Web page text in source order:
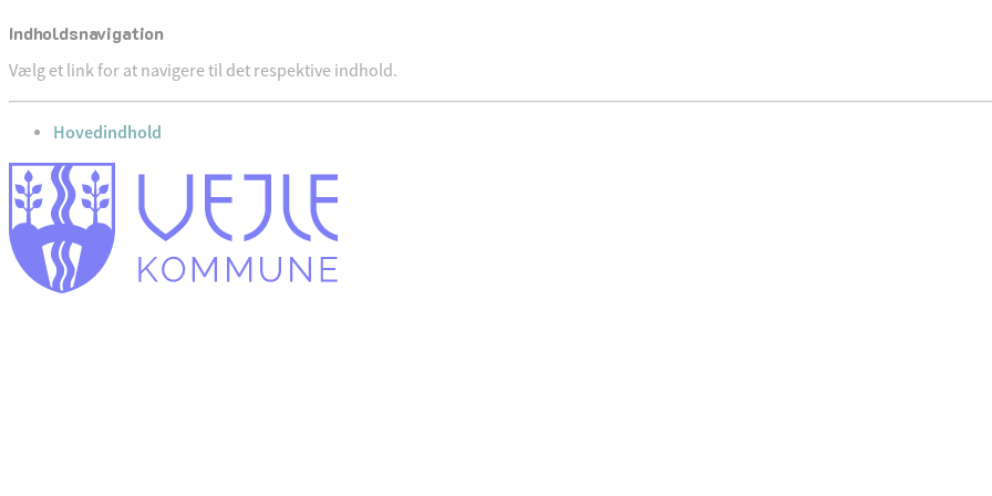
Indholdsnavigation
Vælg et link for at navigere til det respektive indhold.
gå til
Hovedindhold